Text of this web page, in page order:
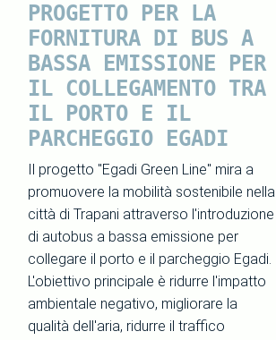
PROGETTO PER LA
FORNITURA DI BUS A
BASSA EMISSIONE PER
IL COLLEGAMENTO TRA
IL PORTO E IL
PARCHEGGIO EGADI
Il progetto "Egadi Green Line" mira a
promuovere la mobilità sostenibile nella
città di Trapani attraverso l'introduzione
di autobus a bassa emissione per
collegare il porto e il parcheggio Egadi.
L'obiettivo principale è ridurre l'impatto
ambientale negativo, migliorare la
qualità dell'aria, ridurre il traffico